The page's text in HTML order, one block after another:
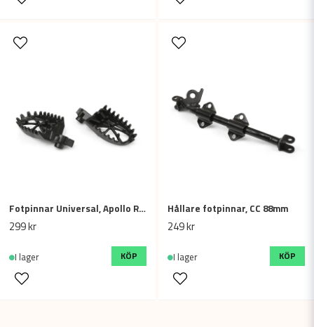
Fotpinnar Universal, Apollo RFZ
299 kr
I lager KÖP
Hållare fotpinnar, CC 88mm
249 kr
I lager KÖP